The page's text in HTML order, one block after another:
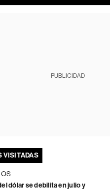
PUBLICIDAD
VISITADAS
dólar se debilita en julio y